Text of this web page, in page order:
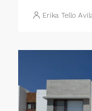
Erika Tello